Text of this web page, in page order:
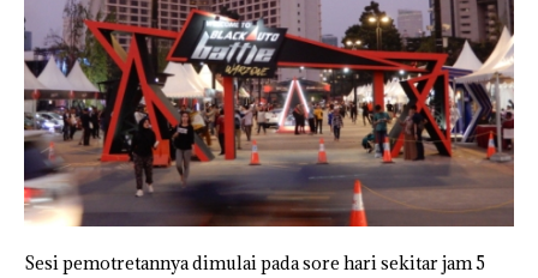
Sesi pemotretannya dimulai pada sore hari sekitar jam 5